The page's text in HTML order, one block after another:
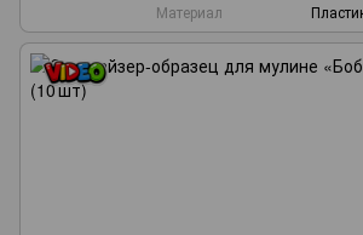
Материал